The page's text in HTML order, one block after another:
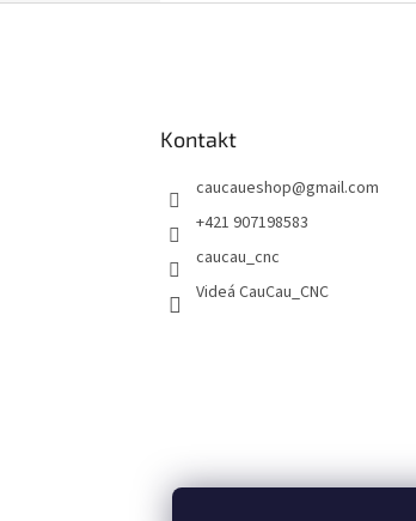
Kontakt
caucaueshop@gmail.com
+421 907198583
caucau_cnc
Videá CauCau_CNC